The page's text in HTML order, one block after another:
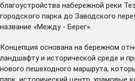
благоустройства набережной реки
городского парка до Заводского
название «Между - Берег».
Концепция основана на бережном
ландшафту и исторической среде и
нового пешеходного маршрута,